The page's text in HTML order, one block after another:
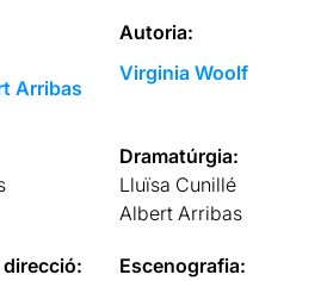
Arribas
Autoria:
Virginia Woolf
Dramatúrgia:
Lluïsa Cunillé
Albert Arribas
Escenografia: